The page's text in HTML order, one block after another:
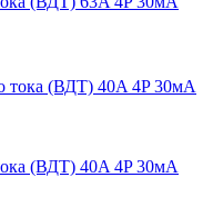
(ВДТ) 40A 4P 30мА